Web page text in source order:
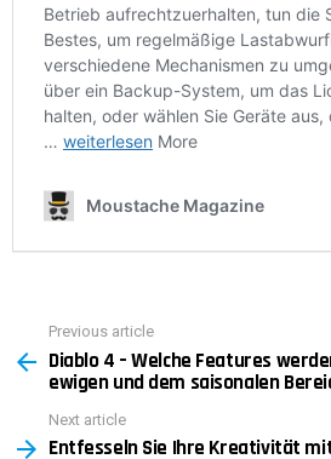
more
Previous article
Diablo 4 – Welche Features
ewigen und dem saisonalen
Next article
Entfesseln Sie Ihre Kreativität